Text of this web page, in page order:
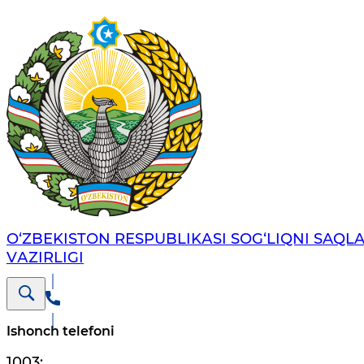
O‘ZBЕKISTОN RЕSPUBLIKАSI SОG‘LIQNI
VАZIRLIGI
Ishonch telefoni